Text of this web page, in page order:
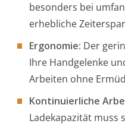
besonders bei
erhebliche
Ergonomie: Der
Ihre Handgelenke
Arbeiten ohne
Kontinuierliche
Ladekapazität muss